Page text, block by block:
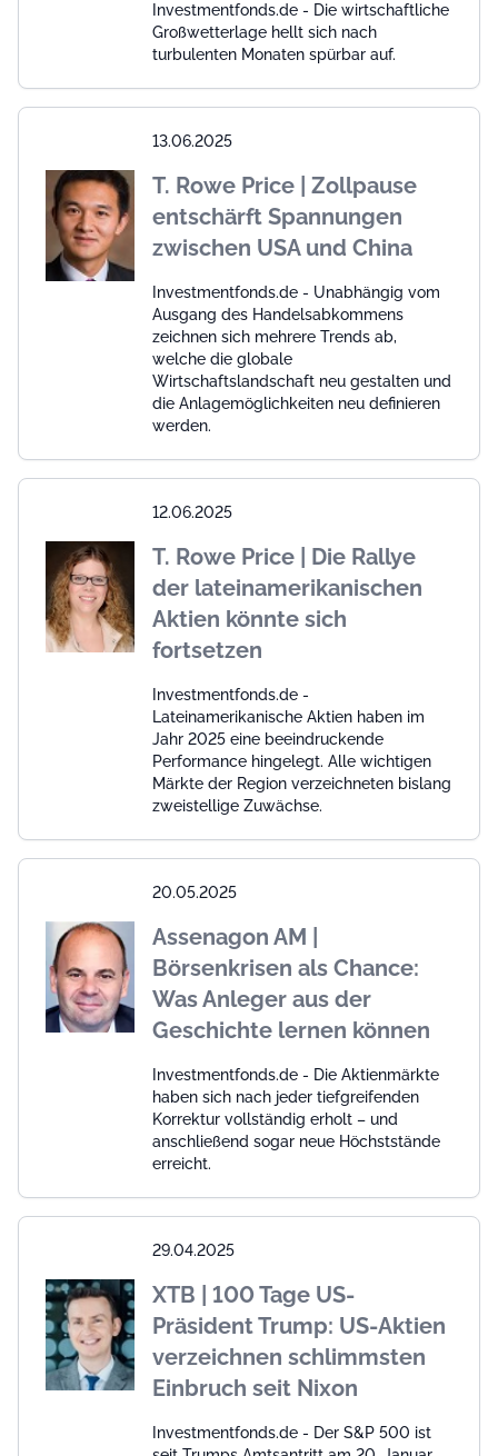
Investmentfonds.de - Die wirtschaftliche
Großwetterlage hellt sich nach
turbulenten Monaten spürbar auf.
13.06.2025
T. Rowe Price | Zollpause
entschärft Spannungen
zwischen USA und China
Investmentfonds.de - Unabhängig vom
Ausgang des Handelsabkommens
zeichnen sich mehrere Trends ab,
welche die globale
Wirtschaftslandschaft neu gestalten und
die Anlagemöglichkeiten neu definieren
werden.
12.06.2025
T. Rowe Price | Die Rallye
der lateinamerikanischen
Aktien könnte sich
fortsetzen
Investmentfonds.de -
Lateinamerikanische Aktien haben im
Jahr 2025 eine beeindruckende
Performance hingelegt. Alle wichtigen
Märkte der Region verzeichneten bislang
zweistellige Zuwächse.
20.05.2025
Assenagon AM |
Börsenkrisen als Chance:
Was Anleger aus der
Geschichte lernen können
Investmentfonds.de - Die Aktienmärkte
haben sich nach jeder tiefgreifenden
Korrektur vollständig erholt – und
anschließend sogar neue Höchststände
erreicht.
29.04.2025
XTB | 100 Tage US-
Präsident Trump: US-Aktien
verzeichnen schlimmsten
Einbruch seit Nixon
Investmentfonds.de - Der S&P 500 ist